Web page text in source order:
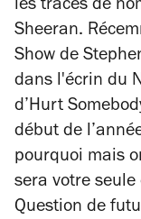
les traces de
Sheeran.
Show de
dans l'écrin du
d’ Hurt
début de
pourquoi mais
sera votre seule
Question de